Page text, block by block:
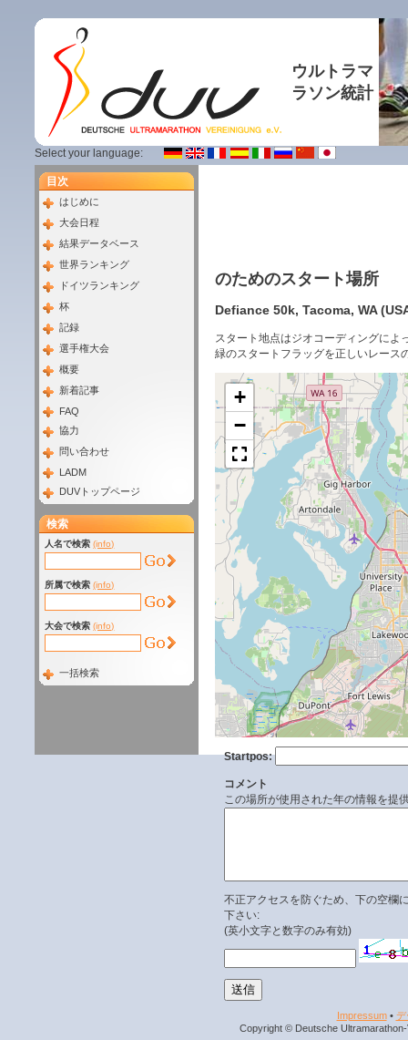
ウルトラマ
ラソン統計
Select your language:
目次
はじめに
大会日程
結果データベース
世界ランキング
ドイツランキング
杯
記録
選手権大会
概要
新着記事
FAQ
協力
問い合わせ
LADM
DUVトップページ
検索
人名で検索 (info)
所属で検索 (info)
大会で検索 (info)
一括検索
のためのスタート場所
Defiance 50k, Tacoma, WA
スタート地点はジオコーディングに
緑のスタートフラッグを正しいレース
+
−
Startpos:
コメント
この場所が使用された年の情報を提
不正アクセスを防ぐため、下の空欄
下さい:
(英小文字と数字のみ有効)
Impressum• デ
Copyright © Deutsche